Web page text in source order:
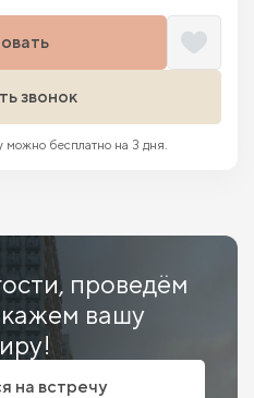
звонок
можно бесплатно на 3 дня.
проведём
вашу
на встречу